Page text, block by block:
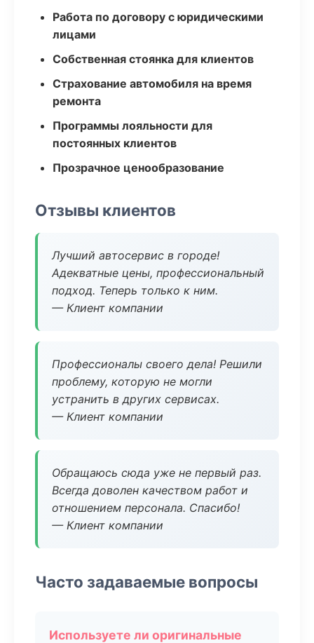
Работа по договору с юридическими
лицами
Собственная стоянка для клиентов
Страхование автомобиля на время
ремонта
Программы лояльности для
постоянных клиентов
Прозрачное ценообразование
Отзывы клиентов
Лучший автосервис в городе!
Адекватные цены, профессиональный
подход. Теперь только к ним.
— Клиент компании
Профессионалы своего дела! Решили
проблему, которую не могли
устранить в других сервисах.
— Клиент компании
Обращаюсь сюда уже не первый раз.
Всегда доволен качеством работ и
отношением персонала. Спасибо!
— Клиент компании
Часто задаваемые вопросы
Используете ли оригинальные